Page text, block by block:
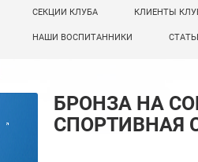
СЕКЦИИ КЛУБА КЛИЕНТЫ
НАШИ ВОСПИТАННИКИ
БРОНЗА НА
СПОРТИВНАЯ